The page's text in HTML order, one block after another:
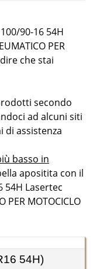
90-16 54H
PER
che stai
secondo
ad alcuni siti
di assistenza
basso in
apositita con il
54H Lasertec
PER MOTOCICLO
54H)